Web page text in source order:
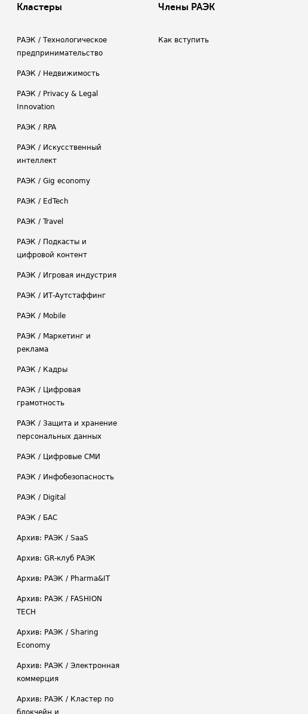
Кластеры
РАЭК / Технологическое
предпринимательство
РАЭК / Недвижимость
РАЭК / Privacy & Legal
Innovation
РАЭК / RPA
РАЭК / Искусственный
интеллект
РАЭК / Gig economy
РАЭК / EdTech
РАЭК / Travel
РАЭК / Подкасты и
цифровой контент
РАЭК / Игровая индустрия
РАЭК / ИТ-Аутстаффинг
РАЭК / Mobile
РАЭК / Маркетинг и
реклама
РАЭК / Кадры
РАЭК / Цифровая
грамотность
РАЭК / Защита и хранение
персональных данных
РАЭК / Цифровые СМИ
РАЭК / Инфобезопасность
РАЭК / Digital
РАЭК / БАС
Архив: РАЭК / SaaS
Архив: GR-клуб РАЭК
Архив: РАЭК / Pharma&IT
Архив: РАЭК / FASHION
TECH
Архив: РАЭК / Sharing
Economy
Архив: РАЭК / Электронная
коммерция
Архив: РАЭК / Кластер по
блокчейн и
Члены РАЭК
Как вступить